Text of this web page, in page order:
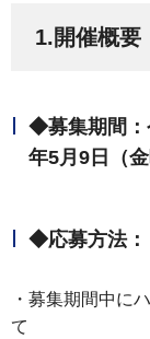
1.開催概要
◆募集期間：
年5月9日（
◆応募方法：
・募集期間中に
て